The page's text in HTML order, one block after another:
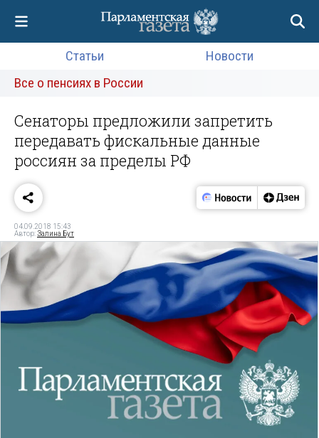
Статьи
Новости
Все о пенсиях в России
Сенаторы предложили запретить
передавать фискальные данные
россиян за пределы РФ
04.09.2018 15:43
Автор:Залина Бут